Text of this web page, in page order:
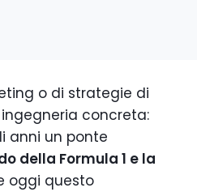
o di strategie di
concreta:
anni un ponte
della Formula 1 e la
oggi questo